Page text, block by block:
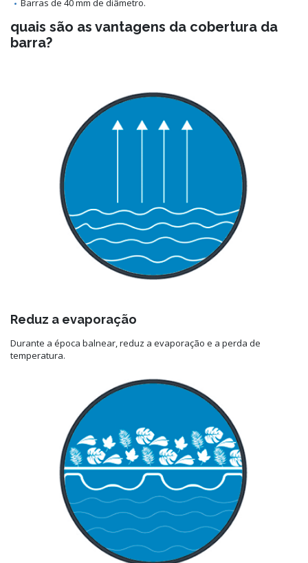
Barras de 40 mm de diâmetro.
quais são as vantagens da cobertura da
barra?
Reduz a evaporação
Durante a época balnear, reduz a evaporação e a perda de
temperatura.